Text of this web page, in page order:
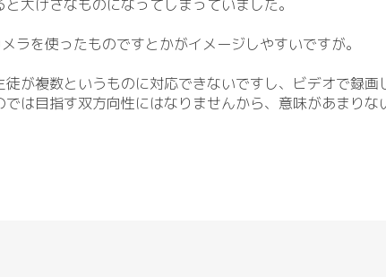
大げさなものになってしまっていました。
を使ったものですとかがイメージしやすいですが。
が複数というものに対応できないですし、ビデオで録画
は目指す双方向性にはなりませんから、意味があまりな